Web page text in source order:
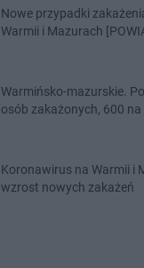
Nowe przypadki
Warmii i Mazurach
Warmińsko-mazurskie.
osób zakażonych, 600
Koronawirus na Warmii i
wzrost nowych zakażeń